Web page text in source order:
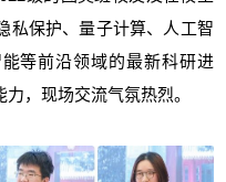
私保护、量子计算、人工智
等前沿领域的最新科研进
，现场交流气氛热烈。